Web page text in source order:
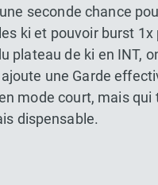
seconde chance
ki et pouvoir burst
plateau de ki en INT,
ajoute une Garde
mode court, mais
dispensable.